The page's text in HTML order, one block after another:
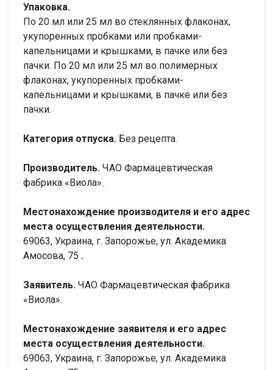
Упаковка.
По 20 мл или 25 мл во стеклянных флаконах,
укупоренных пробками или пробками-
капельницами и крышками, в пачке или без
пачки. По 20 мл или 25 мл во полимерных
флаконах, укупоренных пробками-
капельницами и крышками, в пачке или без
пачки.
Категория отпуска. Без рецепта.
Производитель. ЧАО Фармацевтическая
фабрика «Виола».
Местонахождение производителя и его адрес
места осуществления деятельности.
69063, Украина, г. Запорожье, ул. Академика
Амосова, 75 .
Заявитель. ЧАО Фармацевтическая фабрика
«Виола».
Местонахождение заявителя и его адрес
места осуществления деятельности.
69063, Украина, г. Запорожье, ул. Академика